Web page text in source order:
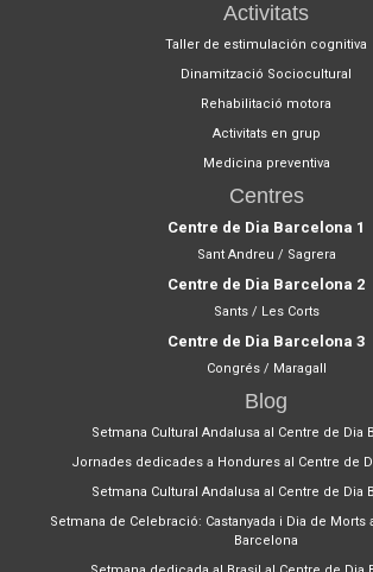
Activitats
Taller de estimulación cognitiva
Dinamització Sociocultural
Rehabilitació motora
Activitats en grup
Medicina preventiva
Centres
Centre de Dia Barcelona 1
Sant Andreu / Sagrera
Centre de Dia Barcelona 2
Sants / Les Corts
Centre de Dia Barcelona 3
Congrés / Maragall
Blog
Setmana Cultural Andalusa al Centre de Dia
Jornades dedicades a Hondures al Centre de
Setmana Cultural Andalusa al Centre de Dia
Setmana de Celebració: Castanyada i Dia de Morts
Barcelona